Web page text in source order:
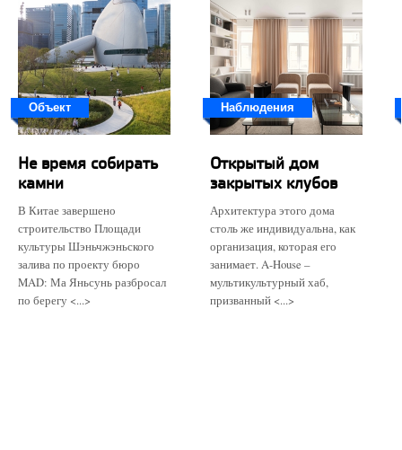
Объект
Не время собирать
камни
В Китае завершено
строительство Площади
культуры Шэньчжэньского
залива по проекту бюро
MAD: Ма Яньсунь разбросал
по берегу <...>
Наблюдения
Открытый дом
закрытых клубов
Архитектура этого дома
столь же индивидуальна, как
организация, которая его
занимает. A-House –
мультикультурный хаб,
призванный <...>